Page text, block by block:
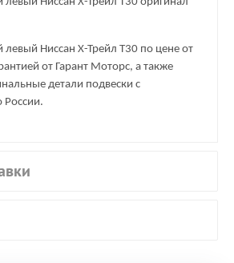
левый Ниссан Х-Трейл T30 по цене от
от Гарант Моторс, а также
детали подвески с
России.